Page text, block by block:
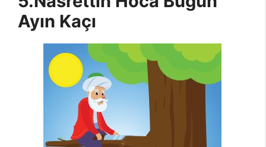
Ayın Kaçı